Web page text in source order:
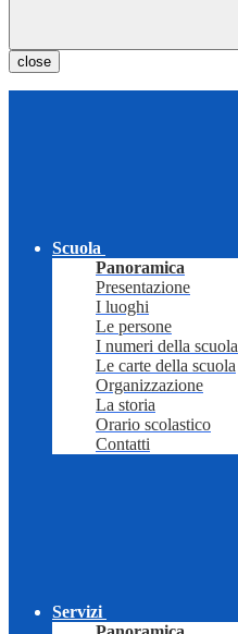
close
Scuola
Panoramica
Presentazione
I luoghi
Le persone
I numeri della scuola
Le carte della scuola
Organizzazione
La storia
Orario scolastico
Contatti
Servizi